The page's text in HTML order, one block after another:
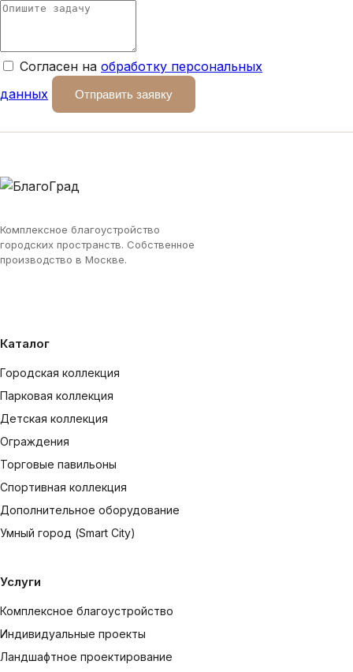
Согласен на обработку персональных
данных
Отправить заявку
Комплексное благоустройство
городских пространств. Собственное
производство в Москве.
Каталог
Городская коллекция
Парковая коллекция
Детская коллекция
Ограждения
Торговые павильоны
Спортивная коллекция
Дополнительное оборудование
Умный город (Smart City)
Услуги
Комплексное благоустройство
Индивидуальные проекты
Ландшафтное проектирование